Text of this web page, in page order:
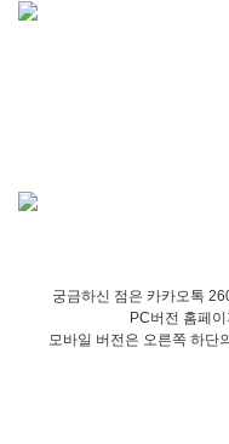
궁금하신 점은 카카오톡
PC버전 홈페
모바일 버전은 오른쪽 하단